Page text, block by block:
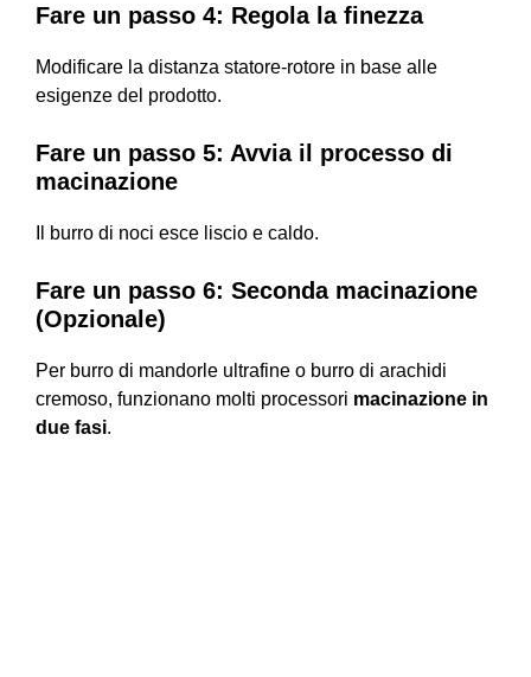
Fare un passo 4: Regola la finezza
Modificare la distanza statore-rotore in base alle
esigenze del prodotto.
Fare un passo 5: Avvia il processo di
macinazione
Il burro di noci esce liscio e caldo.
Fare un passo 6: Seconda macinazione
(Opzionale)
Per burro di mandorle ultrafine o burro di arachidi
cremoso, funzionano molti processori macinazione in
due fasi.